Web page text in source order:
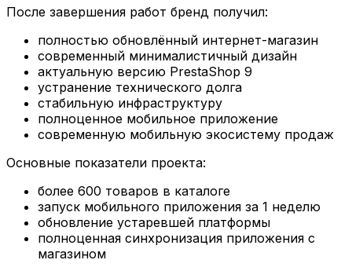
После завершения работ бренд получил:
полностью обновлённый интернет-магазин
современный минималистичный дизайн
актуальную версию PrestaShop 9
устранение технического долга
стабильную инфраструктуру
полноценное мобильное приложение
современную мобильную экосистему продаж
Основные показатели проекта:
более 600 товаров в каталоге
запуск мобильного приложения за 1 неделю
обновление устаревшей платформы
полноценная синхронизация приложения с
магазином